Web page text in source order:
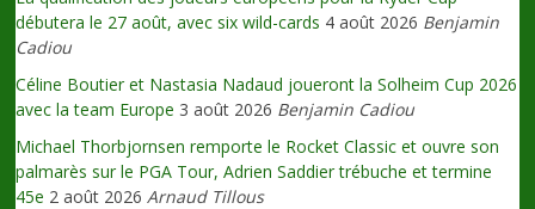
débutera le 27 août, avec six wild-cards 4 août 2026 Benjamin
Cadiou
Céline Boutier et Nastasia Nadaud joueront la Solheim Cup 2026
avec la team Europe 3 août 2026 Benjamin Cadiou
Michael Thorbjornsen remporte le Rocket Classic et ouvre son
palmarès sur le PGA Tour, Adrien Saddier trébuche et termine
45e 2 août 2026 Arnaud Tillous